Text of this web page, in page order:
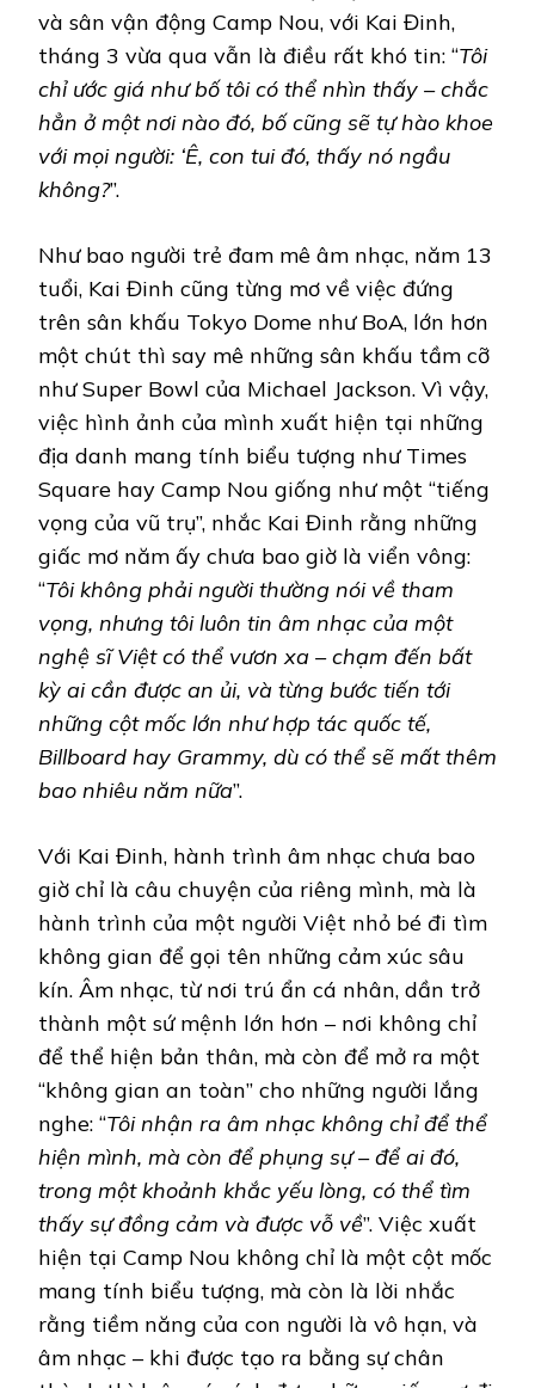
và sân vận động Camp Nou, với Kai Đinh,
tháng 3 vừa qua vẫn là điều rất khó tin: “Tôi
chỉ ước giá như bố tôi có thể nhìn thấy – chắc
hẳn ở một nơi nào đó, bố cũng sẽ tự hào khoe
với mọi người: ‘Ê, con tui đó, thấy nó ngầu
không?”.
Như bao người trẻ đam mê âm nhạc, năm 13
tuổi, Kai Đinh cũng từng mơ về việc đứng
trên sân khấu Tokyo Dome như BoA, lớn hơn
một chút thì say mê những sân khấu tầm cỡ
như Super Bowl của Michael Jackson. Vì vậy,
việc hình ảnh của mình xuất hiện tại những
địa danh mang tính biểu tượng như Times
Square hay Camp Nou giống như một “tiếng
vọng của vũ trụ”, nhắc Kai Đinh rằng những
giấc mơ năm ấy chưa bao giờ là viển vông:
“Tôi không phải người thường nói về tham
vọng, nhưng tôi luôn tin âm nhạc của một
nghệ sĩ Việt có thể vươn xa – chạm đến bất
kỳ ai cần được an ủi, và từng bước tiến tới
những cột mốc lớn như hợp tác quốc tế,
Billboard hay Grammy, dù có thể sẽ mất thêm
bao nhiêu năm nữa”.
Với Kai Đinh, hành trình âm nhạc chưa bao
giờ chỉ là câu chuyện của riêng mình, mà là
hành trình của một người Việt nhỏ bé đi tìm
không gian để gọi tên những cảm xúc sâu
kín. Âm nhạc, từ nơi trú ẩn cá nhân, dần trở
thành một sứ mệnh lớn hơn – nơi không chỉ
để thể hiện bản thân, mà còn để mở ra một
“không gian an toàn” cho những người lắng
nghe: “Tôi nhận ra âm nhạc không chỉ để thể
hiện mình, mà còn để phụng sự – để ai đó,
trong một khoảnh khắc yếu lòng, có thể tìm
thấy sự đồng cảm và được vỗ về”. Việc xuất
hiện tại Camp Nou không chỉ là một cột mốc
mang tính biểu tượng, mà còn là lời nhắc
rằng tiềm năng của con người là vô hạn, và
âm nhạc – khi được tạo ra bằng sự chân